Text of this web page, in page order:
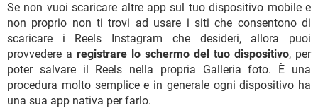
Se non vuoi scaricare altre app sul tuo dispositivo mobile e
non proprio non ti trovi ad usare i siti che consentono di
scaricare i Reels Instagram che desideri, allora puoi
provvedere a registrare lo schermo del tuo dispositivo, per
poter salvare il Reels nella propria Galleria foto. È una
procedura molto semplice e in generale ogni dispositivo ha
una sua app nativa per farlo.